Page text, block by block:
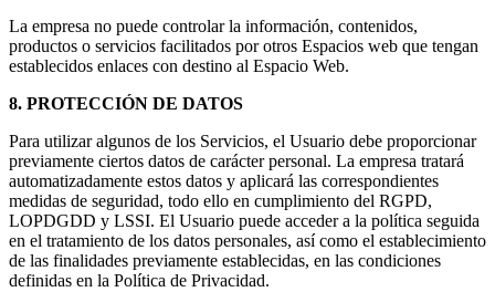
La empresa no puede controlar la información, contenidos,
productos o servicios facilitados por otros Espacios web que tengan
establecidos enlaces con destino al Espacio Web.
8. PROTECCIÓN DE DATOS
Para utilizar algunos de los Servicios, el Usuario debe proporcionar
previamente ciertos datos de carácter personal. La empresa tratará
automatizadamente estos datos y aplicará las correspondientes
medidas de seguridad, todo ello en cumplimiento del RGPD,
LOPDGDD y LSSI. El Usuario puede acceder a la política seguida
en el tratamiento de los datos personales, así como el establecimiento
de las finalidades previamente establecidas, en las condiciones
definidas en la Política de Privacidad.